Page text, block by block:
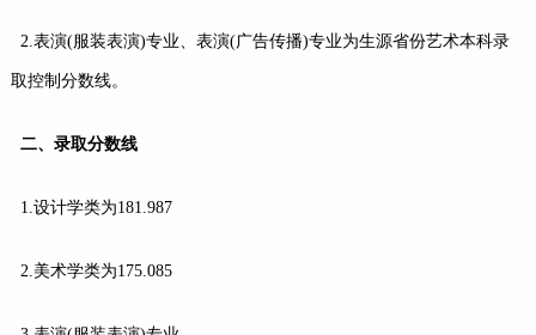
2.表演(服装表演)专业、表演(广告传播)专业为生源省份艺术本科录
取控制分数线。
二、录取分数线
1.设计学类为181.987
2.美术学类为175.085